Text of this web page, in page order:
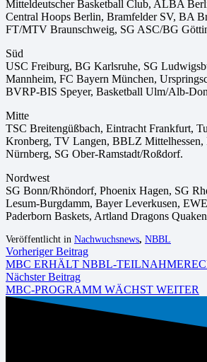
Mitteldeutscher Basketball Club, ALBA
Central Hoops Berlin, Bramfelder SV, BA
FT/MTV Braunschweig, SG ASC/BG
Süd
USC Freiburg, BG Karlsruhe, SG
Mannheim, FC Bayern München,
BVRP-BIS Speyer, Basketball Ulm/Alb-
Mitte
TSC Breitengüßbach, Eintracht Frankfurt,
Kronberg, TV Langen, BBLZ Mittelhessen,
Nürnberg, SG Ober-Ramstadt/Roßdorf.
Nordwest
SG Bonn/Rhöndorf, Phoenix Hagen, SG
Lesum-Burgdamm, Bayer Leverkusen,
Paderborn Baskets, Artland Dragons
Veröffentlicht in Nachwuchsnews, NBBL
Vorheriger Beitrag
MBC ERHÄLT NBBL-
Nächster Beitrag
MBC-PROGRAMM WÄCHST WEITER